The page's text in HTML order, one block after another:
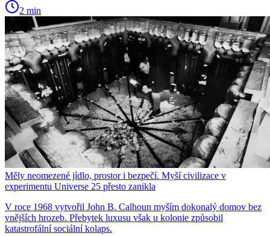
2 min
Měly neomezené jídlo, prostor i bezpečí. Myší civilizace v
experimentu Universe 25 přesto zanikla
V roce 1968 vytvořil John B. Calhoun myším dokonalý domov bez
vnějších hrozeb. Přebytek luxusu však u kolonie způsobil
katastrofální sociální kolaps.